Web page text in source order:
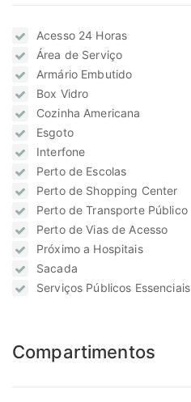
Acesso 24 Horas
Área de Serviço
Armário Embutido
Box Vidro
Cozinha Americana
Esgoto
Interfone
Perto de Escolas
Perto de Shopping Center
Perto de Transporte Público
Perto de Vias de Acesso
Próximo a Hospitais
Sacada
Serviços Públicos Essenciais
Compartimentos